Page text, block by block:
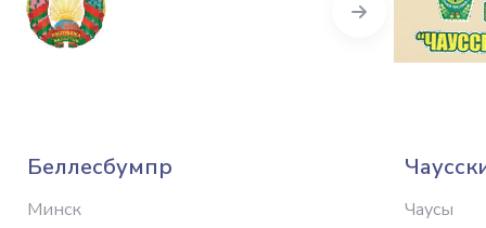
Беллесбумпр
Минск Чаусы